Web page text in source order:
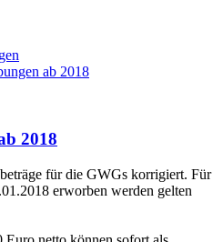
ab 2018
2018
für die GWGs korrigiert. Für
erworben werden gelten